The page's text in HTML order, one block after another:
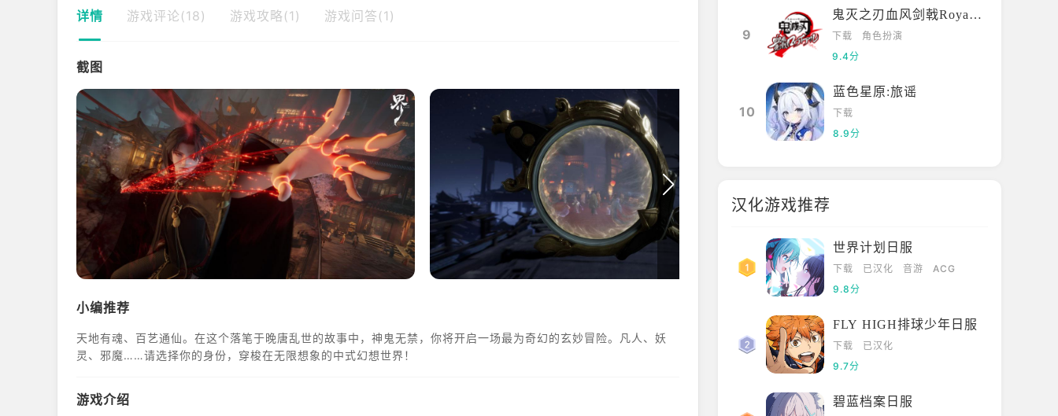
详情 游戏评论(18) 游戏攻略(1) 游戏问答(1)
截图
小编推荐
天地有魂、百艺通仙。在这个落笔于晚唐乱世的故事中，神鬼无禁，你将开启一场最为奇幻的玄妙冒险。凡人、妖
灵、邪魔……请选择你的身份，穿梭在无限想象的中式幻想世界！
游戏介绍
9
鬼灭之刃血风剑戟Royale国际服
下载
角色扮演
9.4分
10
蓝色星原:旅谣
下载
8.9分
汉化游戏推荐
世界计划日服
下载 已汉化 音游
ACG
9.8分
FLY HIGH排球少年日服
下载
已汉化
9.7分
碧蓝档案日服